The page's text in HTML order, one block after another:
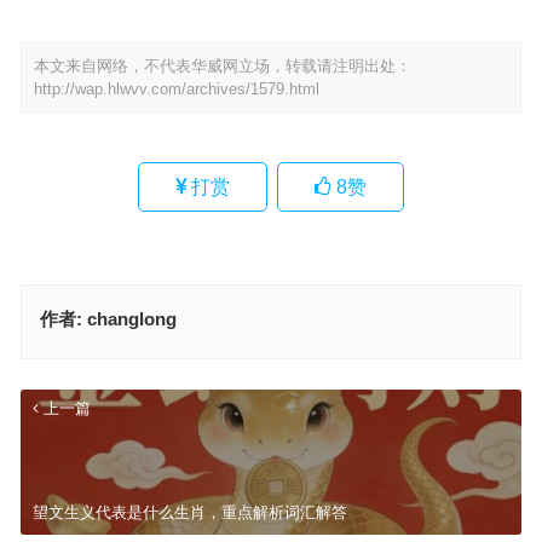
本文来自网络，不代表华威网立场，转载请注明出处：
http://wap.hlwvv.com/archives/1579.html
打赏 8赞
作者: changlong
上一篇
望文生义代表是什么生肖，重点解析词汇解答